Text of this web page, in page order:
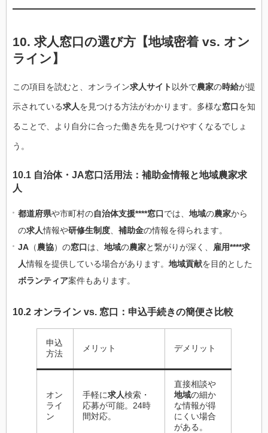
10. 求人窓口の選び方【地域密着 vs. オン
ライン】
この項目を読むと、オンライン求人サイト 以外で農家の時給が提
示されている求人を見つける方法がわかります。多様な窓口を知
ることで、より自分に合った働き先を見つけやすくなるでしょ
う。
10.1 自治体・JA窓口活用法：補助金情報と地域農家求
人
都道府県や市町村の自治体支援****窓口では、 地域の農家から
の求人情報や研修生制度 補助金の情報を得られます。
JA （農協）の窓口は、 地域の農家と繋がりが深く、
雇用****求
人情報を提供している場合があります。 地域貢献を目的とした
ボランティア案件もあります。
10.2 オンライン vs. 窓口：申込手続きの簡便さ比較
申込
方法
メリット デメリット
オン
ライ
ン
手軽に求人検索・
応募が可能。24時
間対応。
直接相談や
地域の細か
な情報が得
にくい場合
がある。